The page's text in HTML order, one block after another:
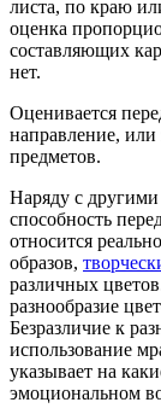
листа, по краю
оценка
составляющих
нет.
Оценивается
направление,
предметов.
Наряду с
способность
относится
образов,
различных
разнообразие
Безразличие к
использование
указывает на
эмоциональном